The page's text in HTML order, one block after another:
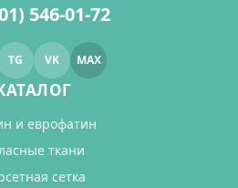
546-01-72
TG VK MAX
и еврофатин
ткани
сетка